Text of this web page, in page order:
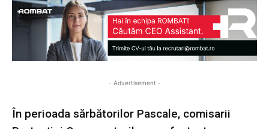
- Advertisement -
În perioada sărbătorilor Pascale, comisarii